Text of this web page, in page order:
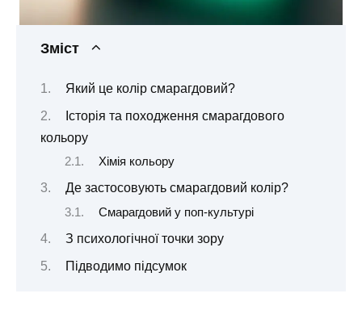
Зміст
Який це колір смарагдовий?
Історія та походження смарагдового
кольору
Хімія кольору
Де застосовують смарагдовий колір?
Смарагдовий у поп-культурі
З психологічної точки зору
Підводимо підсумок